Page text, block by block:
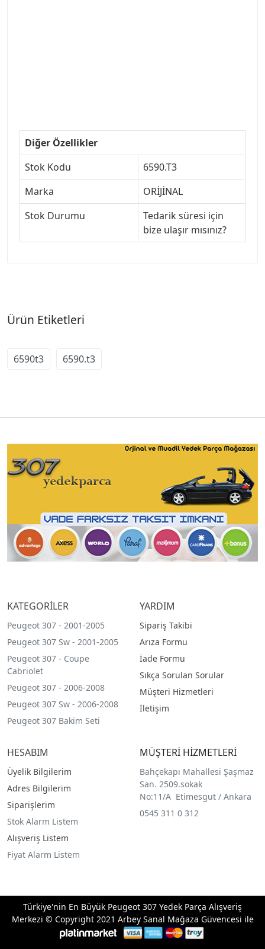
Diğer Özellikler
Stok Kodu
6590.T3
Marka
ORİJİNAL
Stok Durumu
Tedarik süresi için
bize ulaşır mısınız?
Ürün Etiketleri
6590t3 6590.t3
KATEGORİLER
Peugeot 307 - 2001-2005
Peugeot 307 Sw - 2001-2005
Peugeot 307 - Coupe
Cabriolet
Peugeot 307 - 2006-2008
Peugeot 307 Sw - 2006-2008
Peugeot 307 Bakim Seti
YARDIM
Sipariş Takibi
Arıza Formu
İade Formu
Sıkça Sorulan Sorular
Müşteri Hizmetleri
İletişim
HESABIM
Üyelik Bilgilerim
Adres Bilgilerim
Siparişlerim
Stok Alarm Listem
Alışveriş Listem
Fiyat Alarm Listem
MÜŞTERİ HİZMETLERİ
Bahçekapı Mahallesi Şaşmaz
San. 2509.sokak
No:11/A Etimesgut / Ankara
0545 311 0 312
Türkiye'nin En Büyük Peugeot 307 Yedek Parça Alışveriş
Merkezi © Copyright 2021 Arbey Sanal Mağaza Güvencesi ile